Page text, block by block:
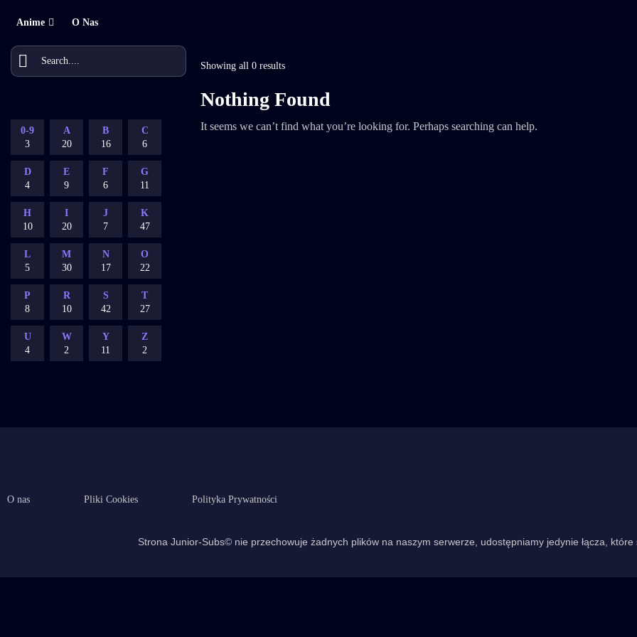
Anime O Nas
0-9
3
A
20
B
16
C
6
D
4
E
9
F
6
G
11
H
10
I
20
J
7
K
47
L
5
M
30
N
17
O
22
P
8
R
10
S
42
T
27
U
4
W
2
Y
11
Z
2
Showing all 0 results
Nothing Found
It seems we can’t find what you’re looking for. Perhaps searching can help.
O nas Pliki Cookies Polityka Prywatności
Strona Junior-Subs© nie przechowuje żadnych plików na naszym serwerze, udostępniamy jedynie łącza, które